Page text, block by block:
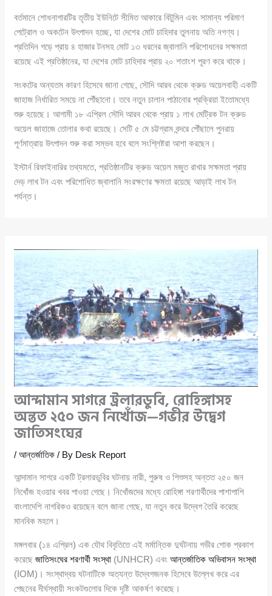
বর্তমানে শোধনাগারটির তৃতীয় ইউনিটে সীমিত আকারে বিটুমিন এবং সামান্য পরিমাণ
পেট্রোল ও অকটেন উৎপাদন হচ্ছে, যা দেশের মোট চাহিদার তুলনায় অতি নগণ্য।
প্রতিদিন গড়ে প্রায় ৪ হাজার টনসহ মোট ১৩ ধরনের জ্বালানি পরিশোধনের সক্ষমতা
রয়েছে এই প্রতিষ্ঠানের, যা দেশের মোট চাহিদার প্রায় ২০ শতাংশ পূরণ করে থাকে।
সংকটের অন্যতম কারণ হিসেবে জানা গেছে, সৌদি আরব থেকে ক্রুড অয়েলবাহী একটি
জাহাজ নির্ধারিত সময়ে না পৌঁছানো। তবে নতুন চালান পাঠানোর প্রক্রিয়া ইতোমধ্যে
শুরু হয়েছে। আগামী ১৮ এপ্রিল সৌদি আরব থেকে প্রায় ১ লাখ মেট্রিক টন ক্রুড
অয়েল জাহাজে তোলার কথা রয়েছে। সেটি ৫ মে চট্টগ্রাম বন্দরে পৌঁছালে পুনরায়
পূর্ণমাত্রায় উৎপাদন শুরু করা সম্ভব হবে বলে সংশ্লিষ্টরা আশা করছেন।
ইস্টার্ন রিফাইনারির তথ্যমতে, প্রতিষ্ঠানটির ক্রুড অয়েল মজুত রাখার সক্ষমতা প্রায়
দেড় লাখ টন এবং পরিশোধিত জ্বালানি সংরক্ষণের ক্ষমতা রয়েছে আড়াই লাখ টন
পর্যন্ত।
আন্দামান সাগরে ট্রলারডুবি, রোহিঙ্গাসহ
অন্তত ২৫০ জন নিখোঁজ—গভীর উদ্বেগ
জাতিসংঘের
/আন্তর্জাতিক / By Desk Report
আন্দামান সাগরে একটি ট্রলারডুবির ঘটনায় নারী, পুরুষ ও শিশুসহ অন্তত ২৫০ জন
নিখোঁজ হওয়ার খবর পাওয়া গেছে। নিখোঁজদের মধ্যে রোহিঙ্গা শরণার্থীদের পাশাপাশি
বাংলাদেশি নাগরিকও রয়েছেন বলে জানা গেছে, যা নতুন করে উদ্বেগ তৈরি করেছে
মানবিক মহলে।
মঙ্গলবার (১৪ এপ্রিল) এক যৌথ বিবৃতিতে এই মর্মান্তিক দুর্ঘটনায় গভীর শোক প্রকাশ
করেছেজাতিসংঘের শরণার্থী সংস্থা (UNHCR) এবংআন্তর্জাতিক অভিবাসন সংস্থা
(IOM)। সংস্থাদ্বয় ঘটনাটিকে অত্যন্ত উদ্বেগজনক হিসেবে উল্লেখ করে এর
পেছনের দীর্ঘস্থায়ী সংকটগুলোর দিকে দৃষ্টি আকর্ষণ করেছে।